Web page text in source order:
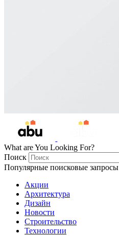
What are You Looking For?
Поиск
Популярные поисковые запросы
Акции
Архитектура
Дизайн
Новости
Строительство
Технологии